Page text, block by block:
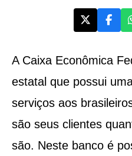
A Caixa Econômica
estatal que possui
serviços aos
são seus clientes
são. Neste banco é